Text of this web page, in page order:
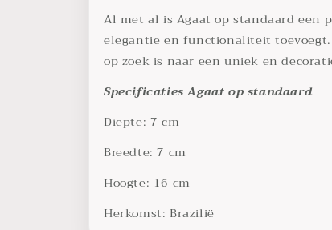
Al met al is Agaat op standaard
elegantie en functionaliteit
op zoek is naar een uniek en
Specificaties Agaat op standaard
Diepte: 7 cm
Breedte:7 cm
Hoogte: 16 cm
Herkomst: Brazilië